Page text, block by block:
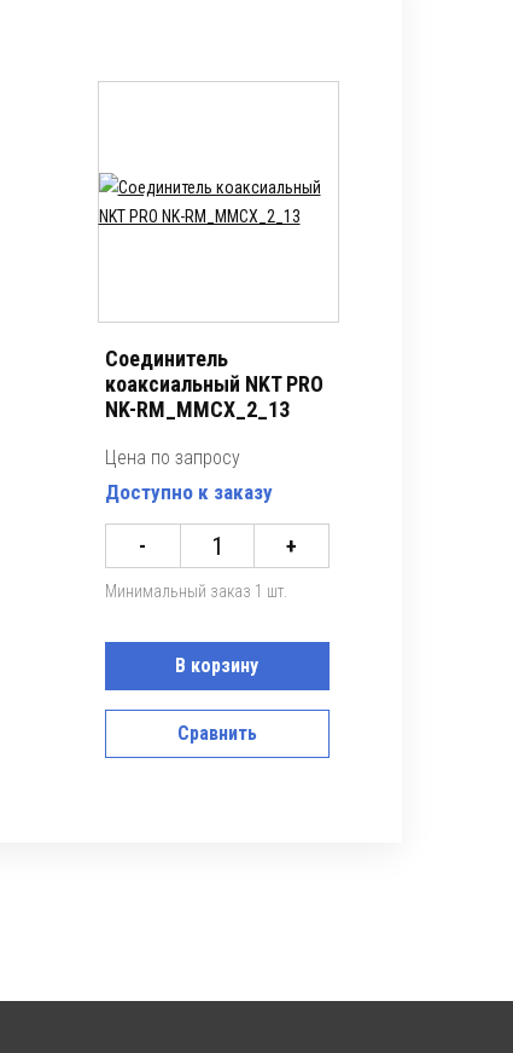
Соединитель
коаксиальный NKT PRO
NK-RM_MMCX_2_13
Цена по запросу
Доступно к заказу
- 1 +
Минимальный заказ 1 шт.
В корзину
Сравнить